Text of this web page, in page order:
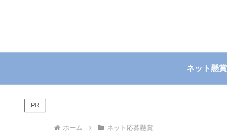
ネット懸賞
PR
ホーム ネット応募懸賞